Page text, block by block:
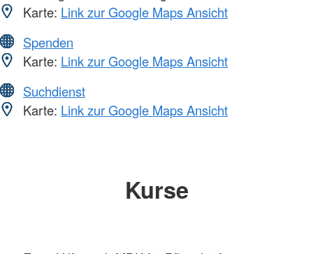
Karte: Link zur Google Maps Ansicht
Spenden
Karte: Link zur Google Maps Ansicht
Suchdienst
Karte: Link zur Google Maps Ansicht
Kurse